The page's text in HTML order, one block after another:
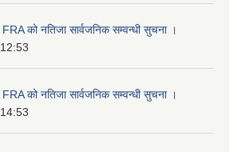
को नतिजा सार्वजनिक सम्वन्धी सुचना ।
को नतिजा सार्वजनिक सम्वन्धी सुचना ।